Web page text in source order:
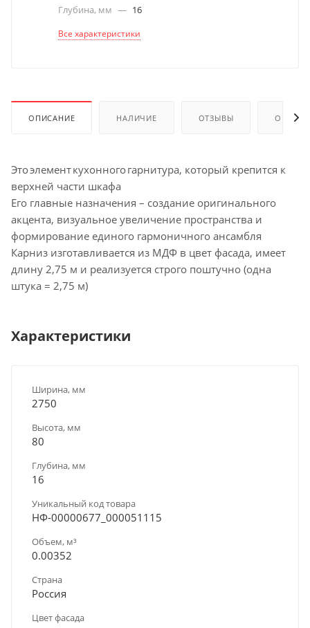
Глубина, мм — 16
Все характеристики
ОПИСАНИЕ НАЛИЧИЕ ОТЗЫВЫ ОПЛАТА
Это элемент кухонного гарнитура, который крепится к
верхней части шкафа
Его главные назначения – создание оригинального
акцента, визуальное увеличение пространства и
формирование единого гармоничного ансамбля
Карниз изготавливается из МДФ в цвет фасада, имеет
длину 2,75 м и реализуется строго поштучно (одна
штука = 2,75 м)
Характеристики
Ширина, мм
2750
Высота, мм
80
Глубина, мм
16
Уникальный код товара
НФ-00000677_000051115
Объем, м³
0.00352
Страна
Россия
Цвет фасада